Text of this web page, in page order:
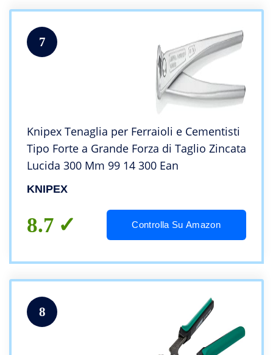
7
Knipex Tenaglia per Ferraioli e Cementisti
Tipo Forte a Grande Forza di Taglio Zincata
Lucida 300 Mm 99 14 300 Ean
KNIPEX
8.7 Controlla Su Amazon
8